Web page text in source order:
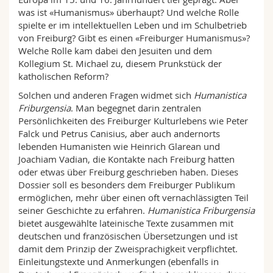
Math.-Nat. und Med. Fak.
Interfakultär
Mitarbeitende
Doktorierende
Webmail
Vorlesungsverzeichnis
MyUnifr
was ist «Humanismus» überhaupt? Und welche Rolle
spielte er im intellektuellen Leben und im Schulbetrieb
von Freiburg? Gibt es einen «Freiburger Humanismus»?
Welche Rolle kam dabei den Jesuiten und dem
Kollegium St. Michael zu, diesem Prunkstück der
katholischen Reform?
Solchen und anderen Fragen widmet sich Humanistica
Friburgensia. Man begegnet darin zentralen
Persönlichkeiten des Freiburger Kulturlebens wie Peter
Falck und Petrus Canisius, aber auch andernorts
lebenden Humanisten wie Heinrich Glarean und
Joachiam Vadian, die Kontakte nach Freiburg hatten
oder etwas über Freiburg geschrieben haben. Dieses
Dossier soll es besonders dem Freiburger Publikum
ermöglichen, mehr über einen oft vernachlässigten Teil
seiner Geschichte zu erfahren. Humanistica Friburgensia
bietet ausgewählte lateinische Texte zusammen mit
deutschen und französischen Übersetzungen und ist
damit dem Prinzip der Zweisprachigkeit verpflichtet.
Einleitungstexte und Anmerkungen (ebenfalls in